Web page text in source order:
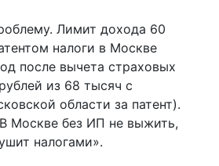
Лимит дохода 60
налоги в Москве
после вычета страховых
из 68 тысяч с
области за патент).
Москве без ИП не выжить,
налогами».